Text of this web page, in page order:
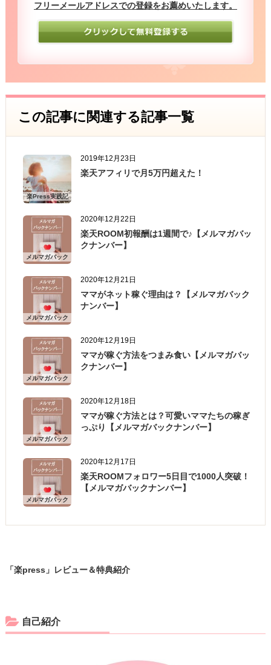
フリーメールアドレスでの登録をお薦めいたします。
この記事に関連する記事一覧
楽Press実践記
2019年12月23日
楽天アフィリで月5万円超えた！
メルマガバック
ナンバー
2020年12月22日
楽天ROOM初報酬は1週間で♪【メルマガバッ
クナンバー】
メルマガバック
ナンバー
2020年12月21日
ママがネット稼ぐ理由は？【メルマガバック
ナンバー】
メルマガバック
ナンバー
2020年12月19日
ママが稼ぐ方法をつまみ食い【メルマガバッ
クナンバー】
メルマガバック
ナンバー
2020年12月18日
ママが稼ぐ方法とは？可愛いママたちの稼ぎ
っぷり【メルマガバックナンバー】
メルマガバック
ナンバー
2020年12月17日
楽天ROOMフォロワー5日目で1000人突破！
【メルマガバックナンバー】
「楽press」レビュー＆特典紹介
自己紹介